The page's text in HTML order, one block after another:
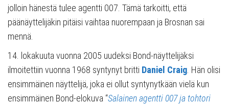
jolloin hänestä tulee agentti 007. Tämä tarkoitti, että
päänäyttelijäkin pitäisi vaihtaa nuorempaan ja Brosnan sai
mennä.
14. lokakuuta vuonna 2005 uudeksi Bond-näyttelijäksi
ilmoitettiin vuonna 1968 syntynyt britti Daniel Craig . Hän olisi
ensimmäinen näyttelijä, joka ei ollut syntynytkään vielä kun
ensimmäinen Bond-elokuva “Salainen agentti 007 ja tohtori